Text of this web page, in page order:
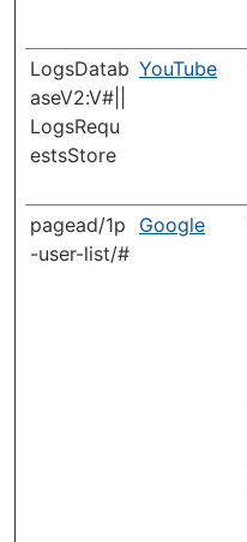
LogsDatab
aseV2:V#||
LogsRequ
estsStore
YouTube
pagead/1p
-user-list/#
Google